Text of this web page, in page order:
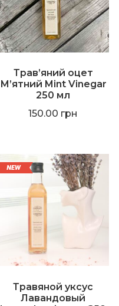
Трав’яний оцет
М’ятний Mint Vinegar
250 мл
150.00 грн
Травяной уксус
Лавандовый